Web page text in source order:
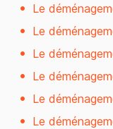
Le
Le
Le
Le
Le
Le